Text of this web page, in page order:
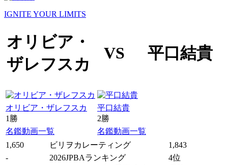
IGNITE YOUR LIMITS
オリビア・
ザレフスカ
VS 平口結貴
オリビア・ザレフスカ
1勝
平口結貴
2勝
名鑑動画一覧 名鑑動画一覧
1,650
ビリヲカレーティング
1,843
-
2026JPBAランキング
4位